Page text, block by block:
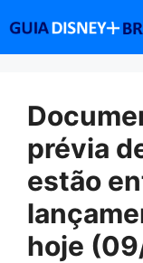
conteúdo
prévia
estão
hoje